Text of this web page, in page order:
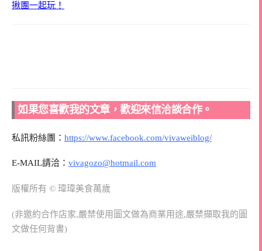
揪團一起玩！
如果您喜歡我的文章，歡迎來信洽談合作。
私訊粉絲團： https://www.facebook.com/vivaweiblog/
E-MAIL請洽： vivagozo@hotmail.com
版權所有 © 瑋瑋美食萬歲
(非邀約合作店家,嚴禁使用圖文做為商業用途,嚴禁擷取我的圖
文做任何背書)